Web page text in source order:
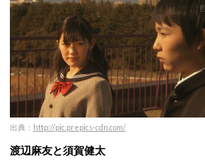
出典： http://pic.prepics-cdn.com/
渡辺麻友と須賀健太